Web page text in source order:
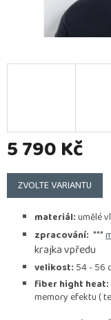
5 790 Kč
Měrná
cena:
ZVOLTE VARIANTU
materiál:umělé
zpracování: ***
krajka vpředu
velikost: 54 - 56
fiber hight heat:
memory efektu (